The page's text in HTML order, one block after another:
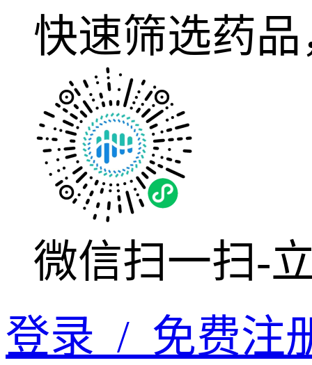
快速筛选药
微信扫一扫-
登录 / 免费注